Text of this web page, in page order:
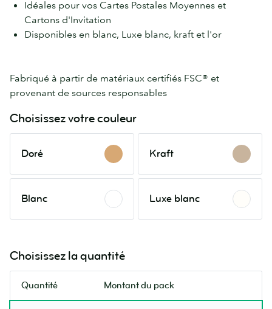
Idéales pour vos Cartes Postales Moyennes et
Cartons d'Invitation
Disponibles en blanc, Luxe blanc, kraft et l'or
Fabriqué à partir de matériaux certifiés FSC® et
provenant de sources responsables
Choisissez votre couleur
Doré Kraft
Blanc Luxe blanc
blanc
Choisissez la quantité
Quantité Montant du pack